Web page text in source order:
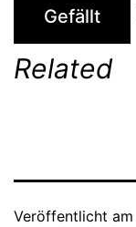
Gefällt
Related
Veröffentlicht am